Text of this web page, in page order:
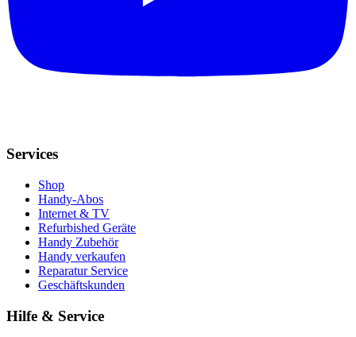
Services
Shop
Handy-Abos
Internet & TV
Refurbished Geräte
Handy Zubehör
Handy verkaufen
Reparatur Service
Geschäftskunden
Hilfe & Service